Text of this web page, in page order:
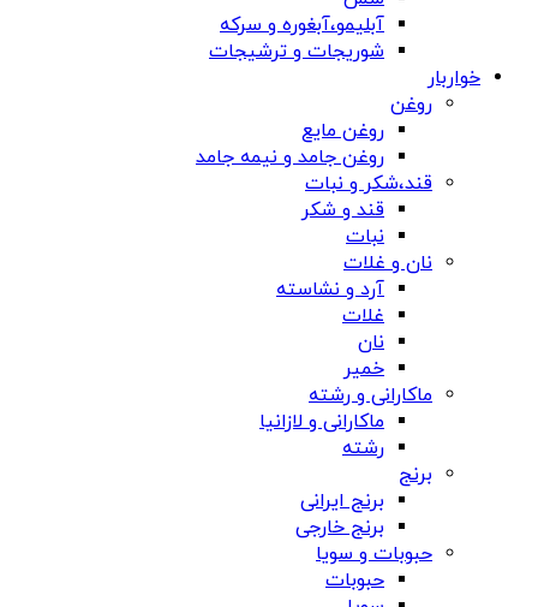
آبلیمو،آبغوره و سرکه
شوریجات و ترشیجات
خواربار
روغن
روغن مایع
روغن جامد و نیمه جامد
قند،شکر و نبات
قند و شکر
نبات
نان و غلات
آرد و نشاسته
غلات
نان
خمیر
ماکارانی و رشته
ماکارانی و لازانیا
رشته
برنج
برنج ایرانی
برنج خارجی
حبوبات و سویا
حبوبات